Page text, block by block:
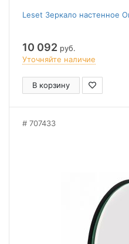
Leset Зеркало настенное
10 092 руб.
Уточняйте наличие
В корзину
707433